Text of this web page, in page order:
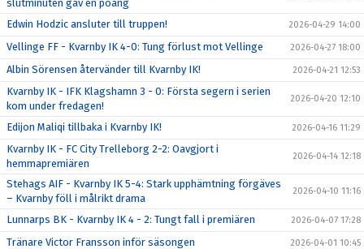
slutminuten gav en poäng
Edwin Hodzic ansluter till truppen! 2026-04-29 14:00
Vellinge FF - Kvarnby IK 4-0: Tung förlust mot Vellinge 2026-04-27 18:00
Albin Sörensen återvänder till Kvarnby IK! 2026-04-21 12:53
Kvarnby IK - IFK Klagshamn 3 - 0: Första segern i serien
kom under fredagen!
2026-04-20 12:10
Edijon Maliqi tillbaka i Kvarnby IK! 2026-04-16 11:29
Kvarnby IK - FC City Trelleborg 2-2: Oavgjort i
hemmapremiären
2026-04-14 12:18
Stehags AIF - Kvarnby IK 5-4: Stark upphämtning förgäves
– Kvarnby föll i målrikt drama
2026-04-10 11:16
Lunnarps BK - Kvarnby IK 4 - 2: Tungt fall i premiären 2026-04-07 17:28
Tränare Victor Fransson inför säsongen 2026-04-01 10:45